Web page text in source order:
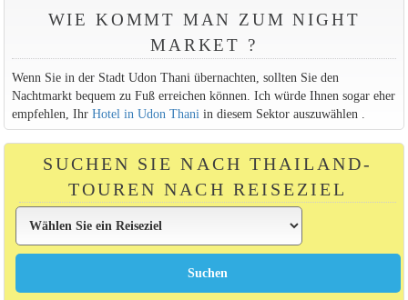
WIE KOMMT MAN ZUM NIGHT
MARKET ?
Wenn Sie in der Stadt Udon Thani übernachten, sollten Sie den
Nachtmarkt bequem zu Fuß erreichen können. Ich würde Ihnen sogar eher
empfehlen, Ihr Hotel in Udon Thani in diesem Sektor auszuwählen .
SUCHEN SIE NACH THAILAND-
TOUREN NACH REISEZIEL